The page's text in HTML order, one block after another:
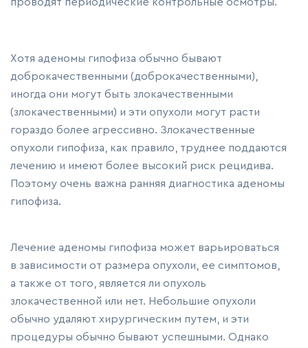
Хотя аденомы гипофиза обычно бывают
доброкачественными (доброкачественными),
иногда они могут быть злокачественными
(злокачественными) и эти опухоли могут расти
гораздо более агрессивно. Злокачественные
опухоли гипофиза, как правило, труднее поддаются
лечению и имеют более высокий риск рецидива.
Поэтому очень важна ранняя диагностика аденомы
гипофиза.
Лечение аденомы гипофиза может варьироваться
в зависимости от размера опухоли, ее симптомов,
а также от того, является ли опухоль
злокачественной или нет. Небольшие опухоли
обычно удаляют хирургическим путем, и эти
процедуры обычно бывают успешными. Однако